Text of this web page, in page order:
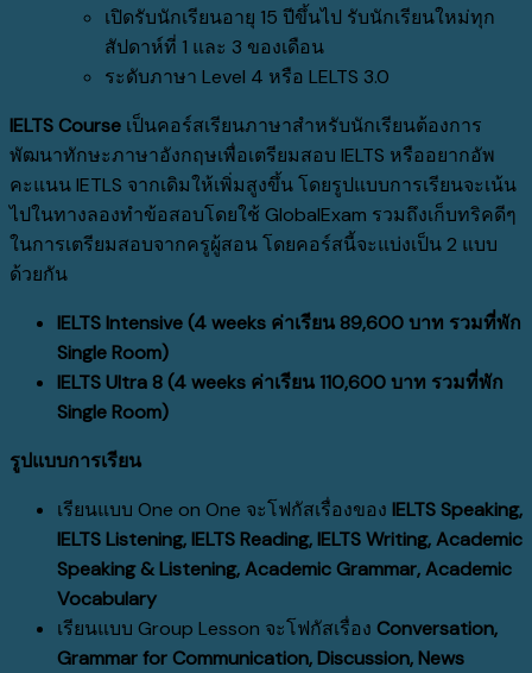
เปิดรับนักเรียนอายุ 15 ปีขึ้นไป รับนักเรียนใหม่ทุก
สัปดาห์ที่ 1 และ 3 ของเดือน
ระดับภาษา Level 4 หรือ LELTS 3.0
IELTS Course เป็นคอร์สเรียนภาษาสำหรับนักเรียนต้องการ
พัฒนาทักษะภาษาอังกฤษเพื่อเตรียมสอบ IELTS หรืออยากอัพ
คะแนน IETLS จากเดิมให้เพิ่มสูงขึ้น โดยรูปแบบการเรียนจะเน้น
ไปในทางลองทำข้อสอบโดยใช้ GlobalExam รวมถึงเก็บทริคดีๆ
ในการเตรียมสอบจากครูผู้สอน โดยคอร์สนี้จะแบ่งเป็น 2 แบบ
ด้วยกัน
IELTS Intensive (4 weeks ค่าเรียน 89,600 บาท รวมที่พัก
Single Room)
IELTS Ultra 8 (4 weeks ค่าเรียน 110,600 บาท รวมที่พัก
Single Room)
รูปแบบการเรียน
เรียนแบบ One on One จะโฟกัสเรื่องของ IELTS Speaking,
IELTS Listening, IELTS Reading, IELTS Writing, Academic
Speaking & Listening, Academic Grammar, Academic
Vocabulary
เรียนแบบ Group Lesson จะโฟกัสเรื่อง Conversation,
Grammar for Communication, Discussion, News